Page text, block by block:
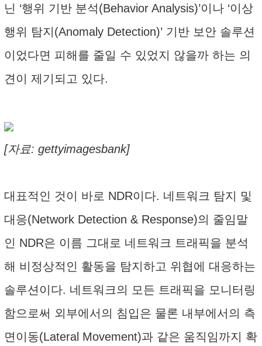
닌 ‘행위 기반 분석(Behavior Analysis)’이나 ‘이상
행위 탐지(Anomaly Detection)’ 기반 보안 솔루션
이었다면 피해를 줄일 수 있었지 않을까 하는 의
견이 제기되고 있다.
[자료: gettyimagesbank]
대표적인 것이 바로 NDR이다. 네트워크 탐지 및
대응(Network Detection & Response)의 줄임말
인 NDR은 이름 그대로 네트워크 트래픽을 분석
해 비정상적인 활동을 탐지하고 위협에 대응하는
솔루션이다. 네트워크의 모든 트래픽을 모니터링
함으로써 외부에서의 침입은 물론 내부에서의 측
면이동(Lateral Movement)과 같은 움직임까지 확